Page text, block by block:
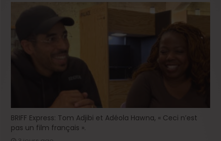
BRIFF Express: Tom Adjibi et Adéola Hawna, « Ceci n’est
pas un film français ».